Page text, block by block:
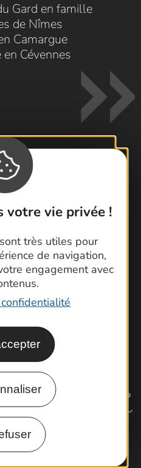
votre vie privée !
très utiles pour
de navigation,
engagement avec
Gard en famille
de Nîmes
Camargue
Cévennes
nous !
et Topoguides
Gard
venir ?